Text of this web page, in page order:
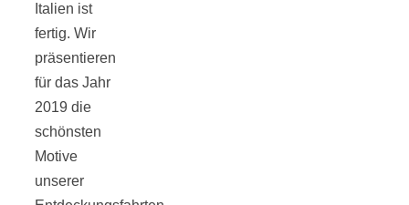
Italien ist
fertig. Wir
präsentieren
für das Jahr
2019 die
schönsten
Motive
unserer